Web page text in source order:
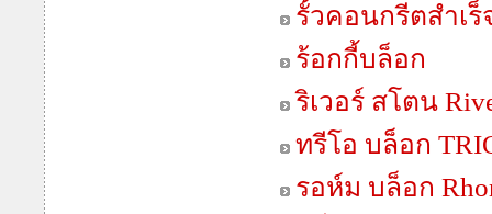
รั้วคอนกรีตสำเร็
ร้อกกี้บล็อก
ริเวอร์ สโตน
ทรีโอ บล็อก
รอห์ม บล็อก